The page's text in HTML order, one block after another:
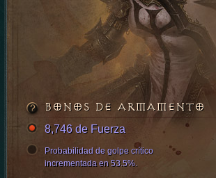
BONOS DE ARMAMENTO
8,746 de Fuerza
Probabilidad de golpe crítico
incrementada en 53.5%.